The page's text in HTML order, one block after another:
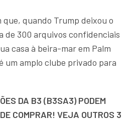
que, quando Trump deixou o
de 300 arquivos confidenciais
casa à beira-mar em Palm
um amplo clube privado para
DA B3 (B3SA3) PODEM
COMPRAR! VEJA OUTROS 3